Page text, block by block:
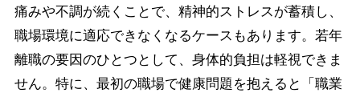
痛みや不調が続くことで、精神的ストレスが蓄積し、
職場環境に適応できなくなるケースもあります。若年
離職の要因のひとつとして、身体的負担は軽視できま
せん。特に、最初の職場で健康問題を抱えると「職業